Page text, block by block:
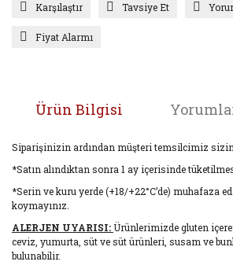
Karşılaştır Tavsiye Et
Fiyat Alarmı
Ürün Bilgisi
Siparişinizin ardından müşteri temsilcimiz
*Satın alındıktan sonra 1 ay içerisinde
*Serin ve kuru yerde (+18/+22°C’de) muhafaza
koymayınız.
ALERJEN UYARISI: Ürünlerimizde gluten
ceviz, yumurta, süt ve süt ürünleri, susam ve
bulunabilir.